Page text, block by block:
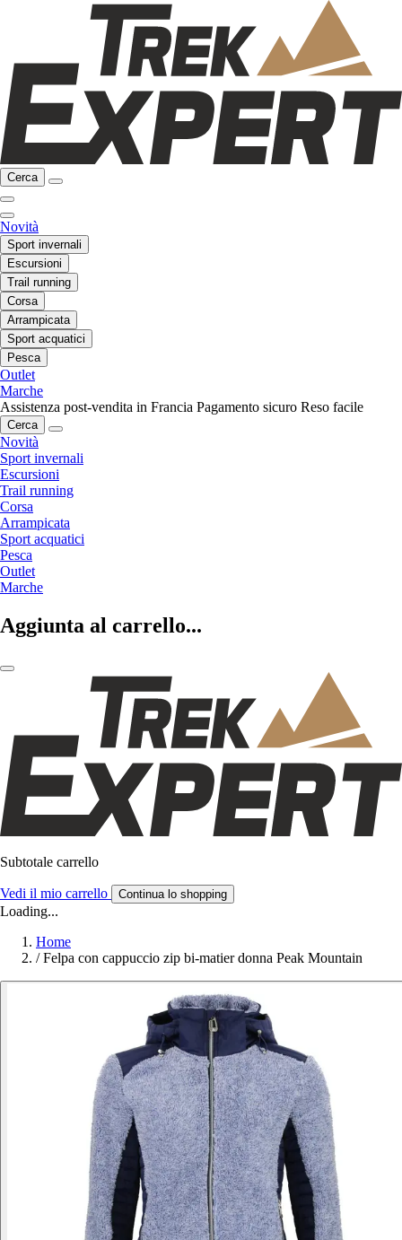
Cerca
Novità
Sport invernali
Escursioni
Trail running
Corsa
Arrampicata
Sport acquatici
Pesca
Outlet
Marche
Assistenza post-vendita in Francia Pagamento sicuro Reso facile
Cerca
Novità
Sport invernali
Escursioni
Trail running
Corsa
Arrampicata
Sport acquatici
Pesca
Outlet
Marche
Aggiunta al carrello...
Subtotale carrello
Vedi il mio carrello Continua lo shopping
Loading...
Home
/ Felpa con cappuccio zip bi-matier donna Peak Mountain